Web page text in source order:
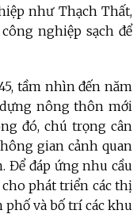
như Thạch Thất,
nghiệp sạch để
tầm nhìn đến năm
nông thôn mới
đó, chú trọng cân
gian cảnh quan
đáp ứng nhu cầu
phát triển các thị
phố và bố trí các khu